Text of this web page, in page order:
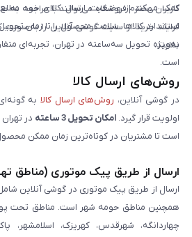
کمک می‌کند از وضعیت ارسال کالای خود
استاندارد کالاها، سلامت محصول را تا زمان
به‌ویژه تحویل سه‌ساعته در تهران، تجربه‌ای
است.
کاربران محترم فروشگاه می‌توانند با مراجعه به
فرایند خرید از سایت گوشی آنلاین را به‌صورت
نمایند.
روش‌های ارسال کالا
در گوشی آنلاین، روش‌های ارسال کالا به
اولویت قرار گیرد. امکان تحویل 3 ساعته
در
است تا مشتریان در کوتاه‌ترین زمان ممکن
ارسال از طریق پیک موتوری (مناطق
همچنین مناطق حومه شهر است. مناطق تحت
چهاردانگه، شهرقدس، کهریزک، اسلامشهر،